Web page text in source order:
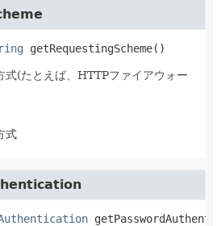
getRequestingScheme()
式(たとえば、HTTPファイアウォー
式